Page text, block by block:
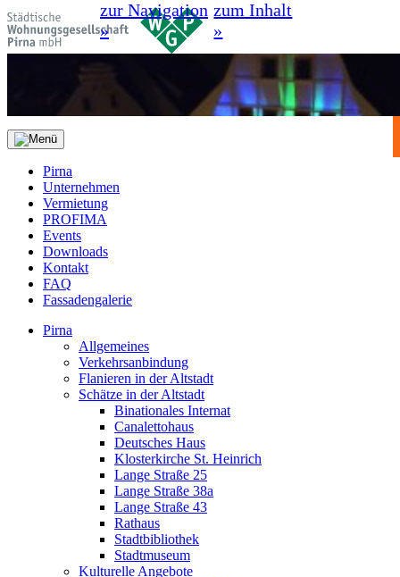
zur Navigation
»
zum Inhalt
»
Pirna
Unternehmen
Vermietung
PROFIMA
Events
Downloads
Kontakt
FAQ
Fassadengalerie
Pirna
Allgemeines
Verkehrsanbindung
Flanieren in der Altstadt
Schätze in der Altstadt
Binationales Internat
Canalettohaus
Deutsches Haus
Klosterkirche St. Heinrich
Lange Straße 25
Lange Straße 38a
Lange Straße 43
Rathaus
Stadtbibliothek
Stadtmuseum
Kulturelle Angebote